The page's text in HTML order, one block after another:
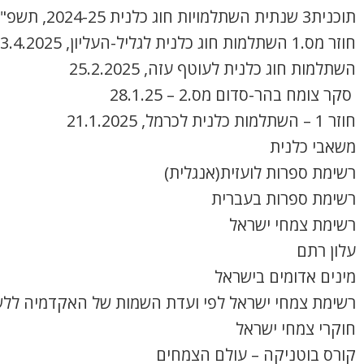
תוכנית3 שנתית השתלמויות חוג כלנית 2024-25, תשפ"ה
חוזר מס.1 השתלמות חוג כלנית לגליל-העליון, 3.4.2025
השתלמות חוג כלנית לעוטף עזה, 25.2.2025
סקר צומח בהר-סדום מס.2 – 28.1.25
חוזר 1 – השתלמות כלנית לכרמל, 21.1.2025
משאבי כלנית
רשימת ספרות לועזית(אנגלית)
רשימת ספרות בעברית
רשימת צמחי ישראל
עלון רתם
מינים אדומים בישראל
רשימת צמחי ישראל לפי ועדת השמות של האקדמיה
חוקרי צמחי ישראל
קורס בוטניקה – עולם הצמחים